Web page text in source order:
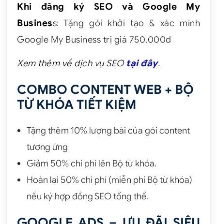
Khi đăng ký SEO và Google My
Business: Tặng gói khởi tạo & xác minh
Google My Business trị giá 750.000đ
Xem thêm về dịch vụ SEO tại đây.
COMBO CONTENT WEB + BỘ
TỪ KHÓA TIẾT KIỆM
Tặng thêm 10% lượng bài của gói content
tương ứng
Giảm 50% chi phí lên Bộ từ khóa.
Hoàn lại 50% chi phí (miễn phí Bộ từ khóa)
nếu ký hợp đồng SEO tổng thể.